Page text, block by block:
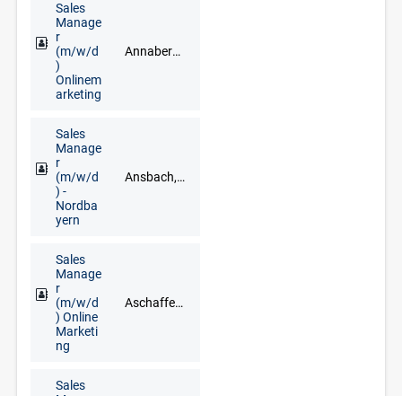
Sales
Manage
r
(m/w/d
)
Onlinem
arketing
Annaberg-Buchholz, Marienberg, Schwarzenberg/Erzgebirge
Sales
Manage
r
(m/w/d
) -
Nordba
yern
Ansbach, Aschaffenburg, Bamberg, Bayreuth, Coburg, Hof, Nürnberg, Regensburg, Schweinfurt, Würzburg
Sales
Manage
r
(m/w/d
) Online
Marketi
ng
Aschaffenburg, Bad Brückenau, Bad Kissingen, Bad Neustadt an der Saale, Darmstadt, Haßfurt, Lohr am Main, Miltenberg, Schweinfurt, Würzburg
Sales